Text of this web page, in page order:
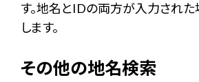
す。地名とIDの両方が入力され
します。
その他の地名検索